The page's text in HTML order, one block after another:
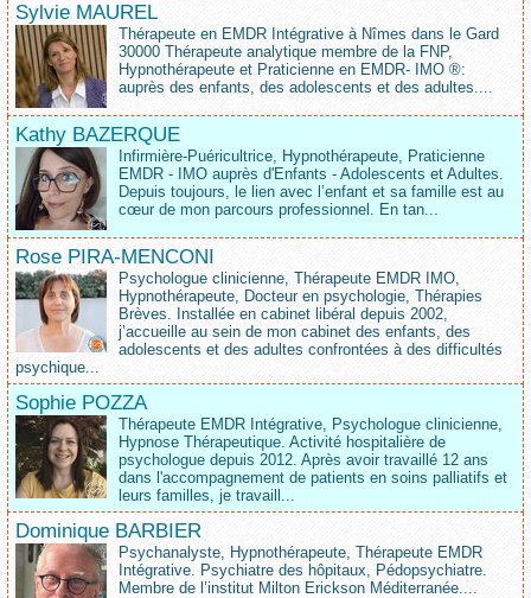
Sylvie MAUREL
Thérapeute en EMDR Intégrative à Nîmes dans le Gard
30000 Thérapeute analytique membre de la FNP,
Hypnothérapeute et Praticienne en EMDR- IMO ®:
auprès des enfants, des adolescents et des adultes....
Kathy BAZERQUE
Infirmière-Puéricultrice, Hypnothérapeute, Praticienne
EMDR - IMO auprès d'Enfants - Adolescents et Adultes.
Depuis toujours, le lien avec l’enfant et sa famille est au
cœur de mon parcours professionnel. En tan...
Rose PIRA-MENCONI
Psychologue clinicienne, Thérapeute EMDR IMO,
Hypnothérapeute, Docteur en psychologie, Thérapies
Brèves. Installée en cabinet libéral depuis 2002,
j’accueille au sein de mon cabinet des enfants, des
adolescents et des adultes confrontées à des difficultés
psychique...
Sophie POZZA
Thérapeute EMDR Intégrative, Psychologue clinicienne,
Hypnose Thérapeutique. Activité hospitalière de
psychologue depuis 2012. Après avoir travaillé 12 ans
dans l'accompagnement de patients en soins palliatifs et
leurs familles, je travaill...
Dominique BARBIER
Psychanalyste, Hypnothérapeute, Thérapeute EMDR
Intégrative. Psychiatre des hôpitaux, Pédopsychiatre.
Membre de l’institut Milton Erickson Méditerranée....